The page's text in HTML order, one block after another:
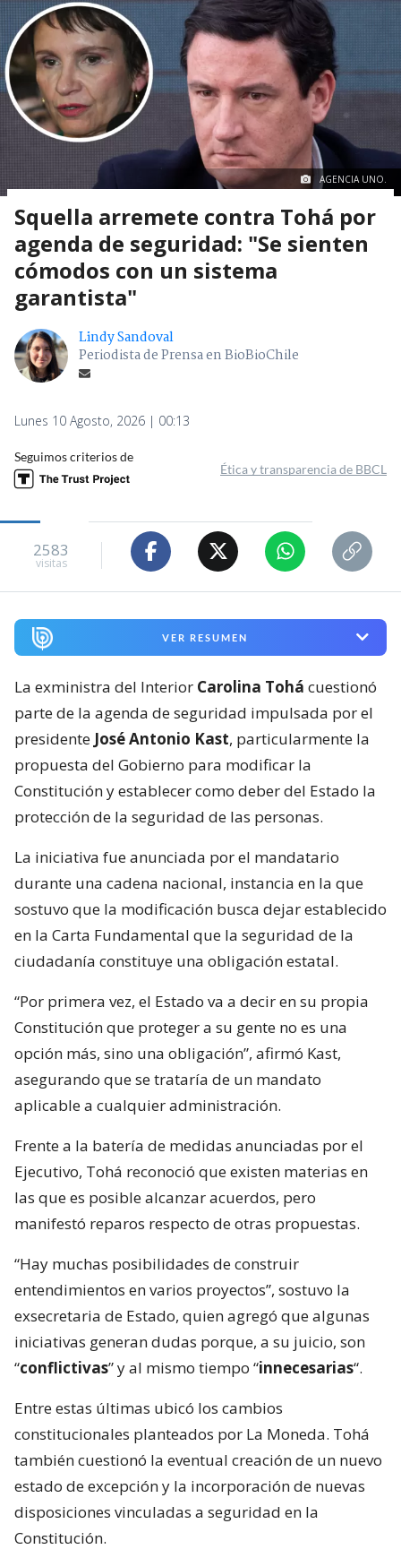
AGENCIA UNO.
Squella arremete contra Tohá por
agenda de seguridad: "Se sienten
cómodos con un sistema
garantista"
Lindy Sandoval
Periodista de Prensa en BioBioChile
Lunes 10 Agosto, 2026 | 00:13
Seguimos criterios de
Ética y transparencia de BBCL
2583
visitas
VER RESUMEN
La exministra del Interior Carolina Tohá cuestionó
parte de la agenda de seguridad impulsada por el
presidente José Antonio Kast, particularmente la
propuesta del Gobierno para modificar la
Constitución y establecer como deber del Estado la
protección de la seguridad de las personas.
La iniciativa fue anunciada por el mandatario
durante una cadena nacional, instancia en la que
sostuvo que la modificación busca dejar establecido
en la Carta Fundamental que la seguridad de la
ciudadanía constituye una obligación estatal.
“Por primera vez, el Estado va a decir en su propia
Constitución que proteger a su gente no es una
opción más, sino una obligación”, afirmó Kast,
asegurando que se trataría de un mandato
aplicable a cualquier administración.
Frente a la batería de medidas anunciadas por el
Ejecutivo, Tohá reconoció que existen materias en
las que es posible alcanzar acuerdos, pero
manifestó reparos respecto de otras propuestas.
“Hay muchas posibilidades de construir
entendimientos en varios proyectos”, sostuvo la
exsecretaria de Estado, quien agregó que algunas
iniciativas generan dudas porque, a su juicio, son
“conflictivas” y al mismo tiempo “innecesarias“.
Entre estas últimas ubicó los cambios
constitucionales planteados por La Moneda. Tohá
también cuestionó la eventual creación de un nuevo
estado de excepción y la incorporación de nuevas
disposiciones vinculadas a seguridad en la
Constitución.